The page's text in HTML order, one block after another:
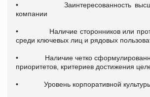
• Заинтересованность
компании
• Наличие сторонников или
среди ключевых лиц и рядовых
• Наличие четко
приоритетов, критериев достижения
• Уровень корпоративной